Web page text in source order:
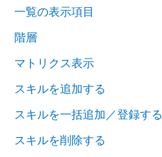
一覧の表示項目
階層
マトリクス表示
スキルを追加する
スキルを一括追加／登録する
スキルを削除する